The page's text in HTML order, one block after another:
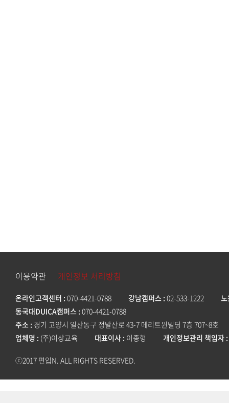
이용약관 개인정보 처리방침
온라인고객센터 070-4421-0788 강남캠퍼스 02-533-1222
동국대DUICA캠퍼스 070-4421-0788
주소 경기 고양시 일산동구 정발산로 43-7 메리트윈빌딩 7층 707~8호
업체명 (주)이상교육 대표이사 이종형 개인정보관리 책임자
ⓒ2017 편입N. ALL RIGHTS RESERVED.